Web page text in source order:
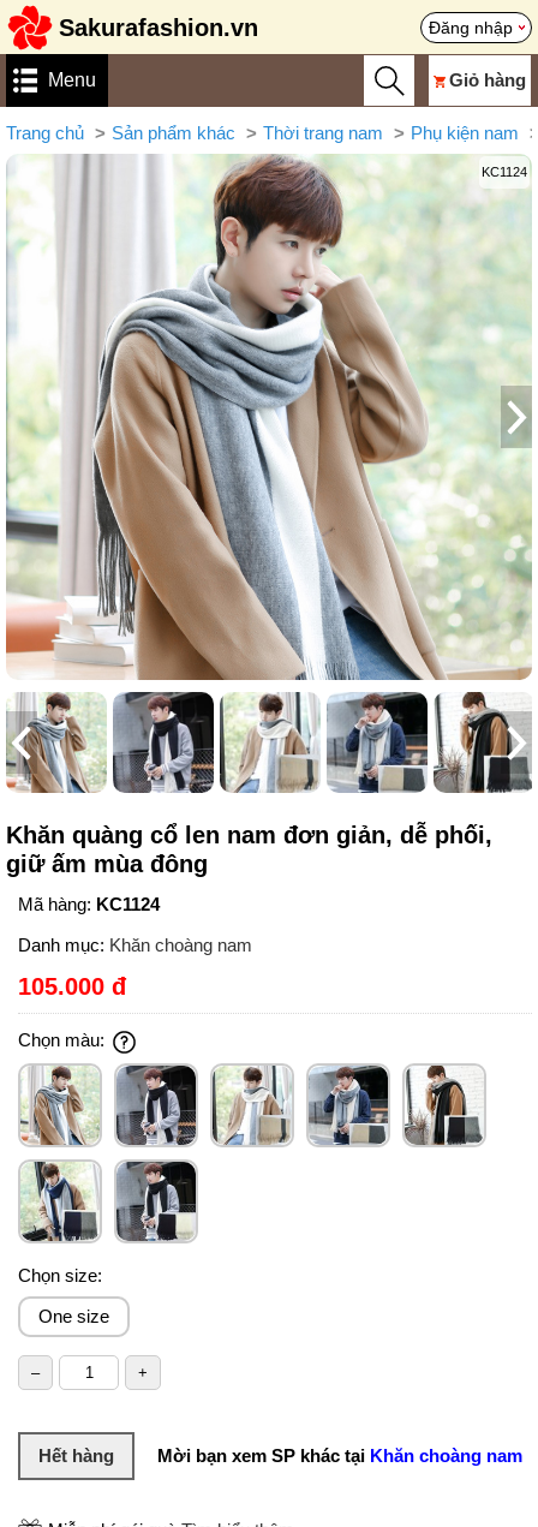
Sakurafashion.vn Đăng nhập
Menu Giỏ hàng
Trang chủ Sản phẩm khác Thời trang nam Phụ kiện nam
KC1124
Khăn quàng cổ len nam đơn giản, dễ phối,
giữ ấm mùa đông
Mã hàng: KC1124
Danh mục: Khăn choàng nam
105.000 đ
Chọn màu:
Chọn size:
One size
Hết hàng Mời bạn xem SP khác tại Khăn choàng nam